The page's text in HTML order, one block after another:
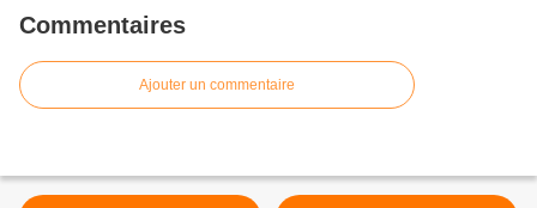
Commentaires
Ajouter un commentaire